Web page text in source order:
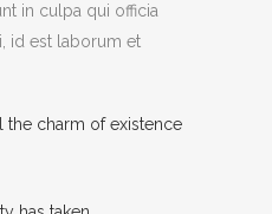
in culpa qui officia
id est laborum et
the charm of existence